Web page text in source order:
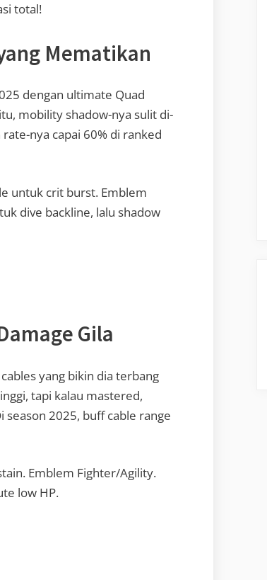
total!
Mematikan
dengan ultimate Quad
mobility shadow-nya sulit di-
nya capai 60% di ranked
untuk crit burst. Emblem
dive backline, lalu shadow
Gila
yang bikin dia terbang
tapi kalau mastered,
season 2025, buff cable range
Emblem Fighter/Agility.
low HP.